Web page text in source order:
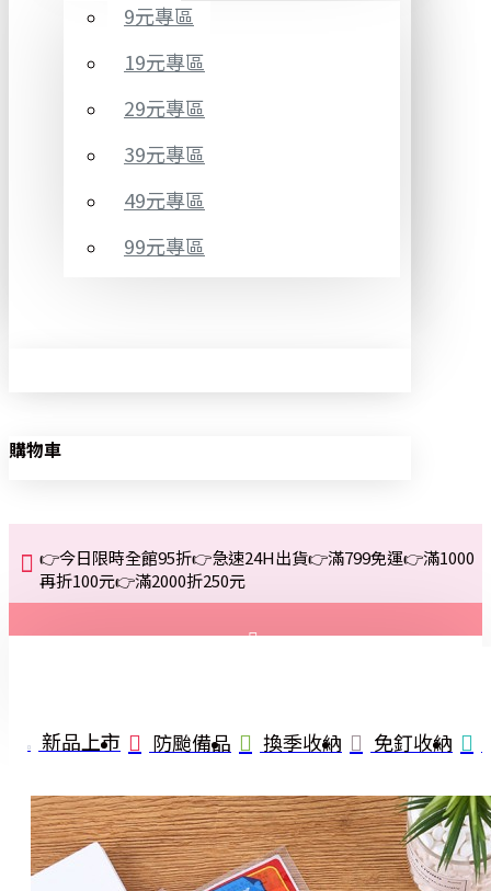
9元專區
19元專區
29元專區
39元專區
49元專區
99元專區
購物車
👉今日限時全館95折👉急速24H出貨👉滿799免運👉滿1000
再折100元👉滿2000折250元
註冊
詢問
新品上市 防颱備品 換季收納 免釘收納